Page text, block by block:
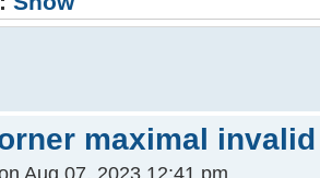
maximal
Aug 07, 2023 12:41 pm